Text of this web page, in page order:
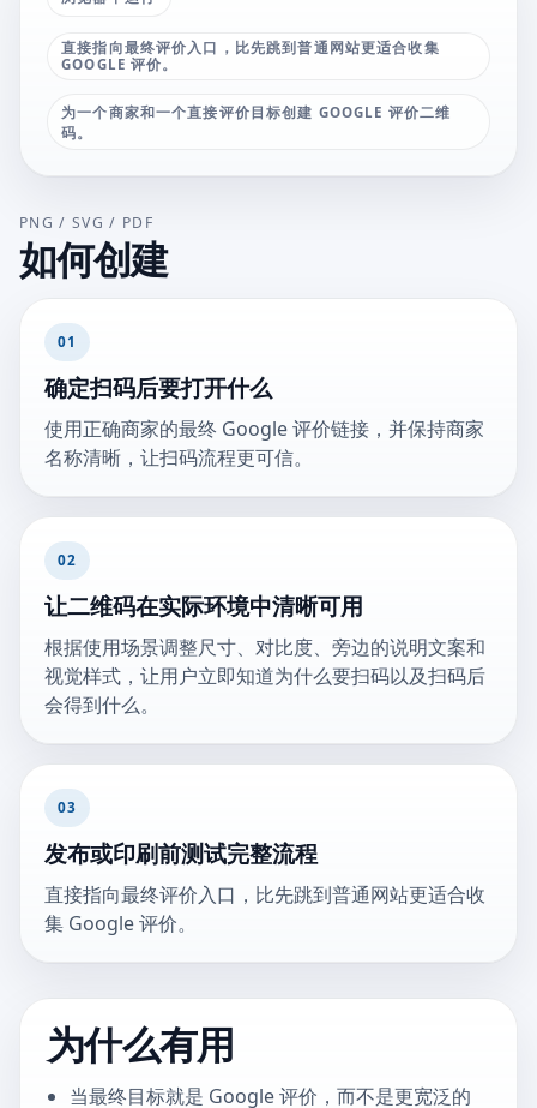
直接指向最终评价入口，比先跳到普通网站更适合收集
GOOGLE 评价。
为一个商家和一个直接评价目标创建 GOOGLE 评价二维
码。
PNG / SVG / PDF
如何创建
01
确定扫码后要打开什么
使用正确商家的最终 Google 评价链接，并保持商家
名称清晰，让扫码流程更可信。
02
让二维码在实际环境中清晰可用
根据使用场景调整尺寸、对比度、旁边的说明文案和
视觉样式，让用户立即知道为什么要扫码以及扫码后
会得到什么。
03
发布或印刷前测试完整流程
直接指向最终评价入口，比先跳到普通网站更适合收
集 Google 评价。
为什么有用
当最终目标就是 Google 评价，而不是更宽泛的